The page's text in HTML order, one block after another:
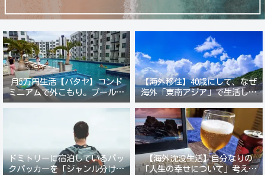
月5万円生活【パタヤ】コンド
ミニアムで外こもり。プール付
き新築コンドでステーキ&ウオ
【海外移住】40歳にして、なぜ
海外「東南アジア」で生活しよ
うと思ったのか？
ドミトリーに宿泊しているバッ
クパッカーを「ジャンル分けし
【海外沈没生活】自分なりの
「人生の幸せについて」考えて